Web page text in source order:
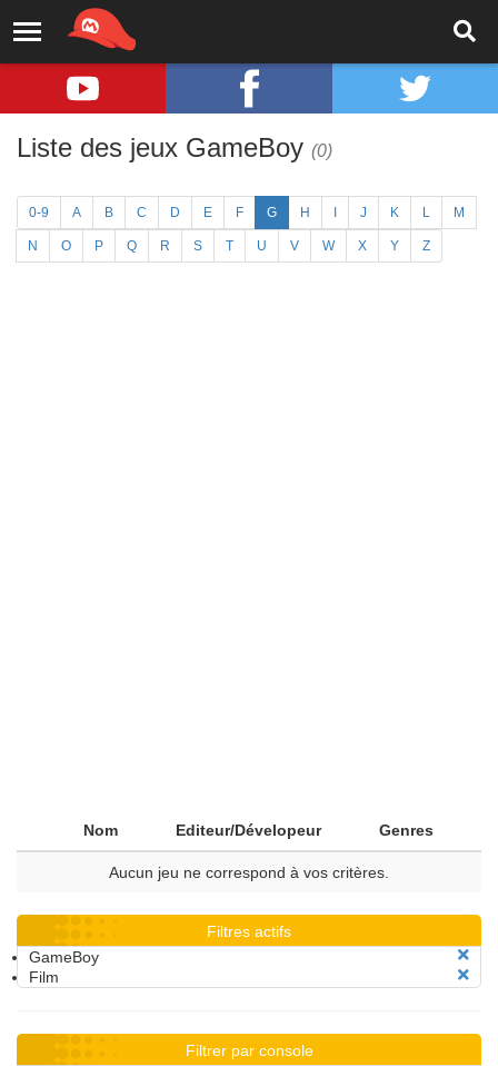
Liste des jeux GameBoy (0)
0-9 A B C D E F G H J K L M
N O P Q R S T U V W X Y Z
Nom Editeur/Dévelopeur Genres
Aucun jeu ne correspond à vos critères.
Filtres actifs
GameBoy
Film
Filtrer par console